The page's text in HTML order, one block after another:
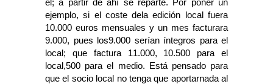
él; a partir de ahí se reparte. Por poner un
ejemplo, si el coste dela edición local fuera
10.000 euros mensuales y un mes facturara
9.000, pues los9.000 serían íntegros para el
local; que factura 11.000, 10.500 para el
local,500 para el medio. Está pensado para
que el socio local no tenga que aportarnada al